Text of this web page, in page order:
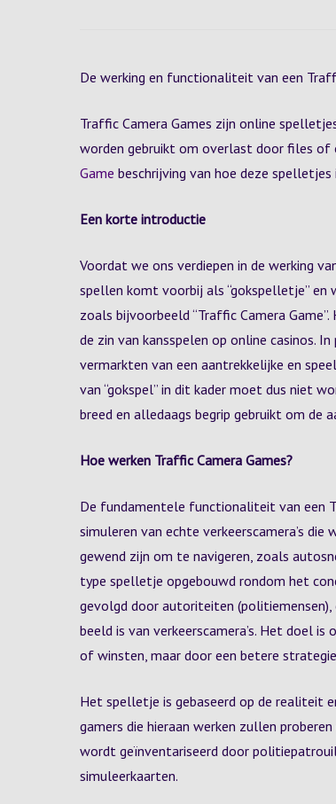
De werking en functionaliteit van een
Traffic Camera Games zijn online
worden gebruikt om overlast door files
Game beschrijving van hoe deze
Een korte introductie
Voordat we ons verdiepen in de werking
spellen komt voorbij als “gokspelletje” en
zoals bijvoorbeeld “Traffic Camera
de zin van kansspelen op online casinos.
vermarkten van een aantrekkelijke en
van “gokspel” in dit kader moet dus niet
breed en alledaags begrip gebruikt om de
Hoe werken Traffic Camera Games?
De fundamentele functionaliteit van een
simuleren van echte verkeerscamera’s
gewend zijn om te navigeren, zoals
type spelletje opgebouwd rondom het
gevolgd door autoriteiten
beeld is van verkeerscamera’s. Het doel
of winsten, maar door een betere
Het spelletje is gebaseerd op de realiteit
gamers die hieraan werken zullen
wordt geïnventariseerd door
simuleerkaarten.